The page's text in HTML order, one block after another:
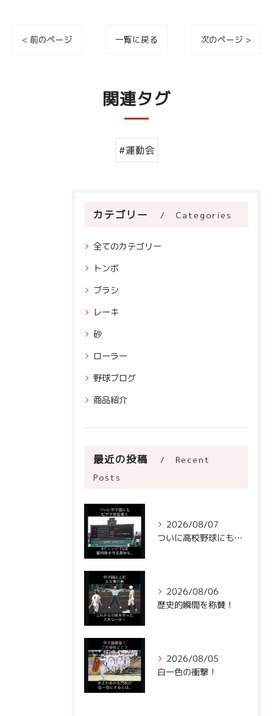
< 前のページ 一覧に戻る 次のページ >
関連タグ
#運動会
カテゴリー Categories
全てのカテゴリー
トンボ
ブラシ
レーキ
砂
ローラー
野球ブログ
商品紹介
最近の投稿
Recent
Posts
2026/08/07
ついに高校野球にもビデオ判定が！
2026/08/06
歴史的瞬間を称賛！
2026/08/05
白一色の衝撃！